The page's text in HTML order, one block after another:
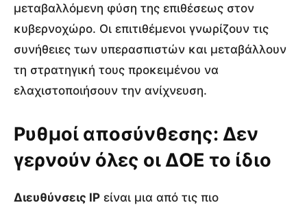
μεταβαλλόμενη φύση της επιθέσεως στον
κυβερνοχώρο. Οι επιτιθέμενοι γνωρίζουν τις
συνήθειες των υπερασπιστών και μεταβάλλουν
τη στρατηγική τους προκειμένου να
ελαχιστοποιήσουν την ανίχνευση.
Ρυθμοί αποσύνθεσης: Δεν
γερνούν όλες οι ΔΟΕ το ίδιο
Διευθύνσεις IP είναι μια από τις πιο